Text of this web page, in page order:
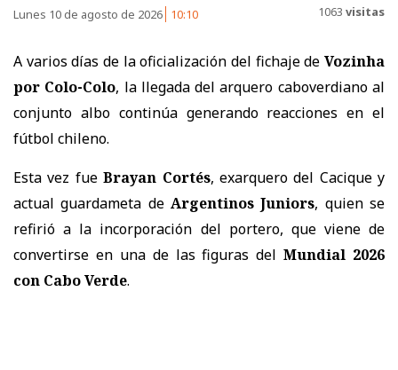
Lunes 10 de agosto de 2026 10:10 1063 visitas
A varios días de la oficialización del fichaje de Vozinha
por Colo-Colo, la llegada del arquero caboverdiano al
conjunto albo continúa generando reacciones en el
fútbol chileno.
Esta vez fueBrayan Cortés, exarquero del Cacique y
actual guardameta de Argentinos Juniors, quien se
refirió a la incorporación del portero, que viene de
convertirse en una de las figuras delMundial 2026
con Cabo Verde.